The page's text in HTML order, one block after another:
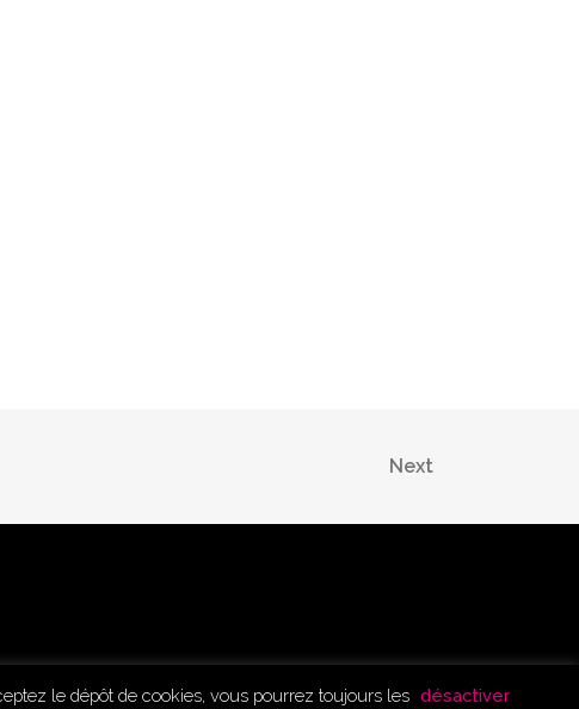
Next
le dépôt de cookies, vous pourrez toujours les désactiver